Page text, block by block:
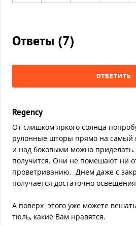
Ответы (7)
ОТВЕТИТЬ
Regency
От слишком яркого солнца
рулонные шторы прямо на самый
и над боковыми можно приделать.
получится. Они не помешают ни
проветриванию. Днем даже с
получается достаточно
А поверх этого уже можете
тюль, какие Вам нравятся.